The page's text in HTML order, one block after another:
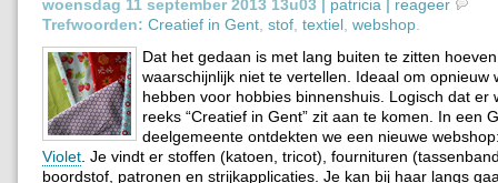
woensdag 11 september 2013 13u03 | patricia | reageer
Trefwoorden: Creatief in Gent stof textiel webshop
Dat het gedaan is met lang buiten te zitten
waarschijnlijk niet te vertellen. Ideaal om opnieuw
hebben voor hobbies binnenshuis. Logisch dat er
reeks “Creatief in Gent” zit aan te komen. In een
deelgemeente ontdekten we een nieuwe
Violet . Je vindt er stoffen (katoen, tricot), fournituren
boordstof, patronen en strijkapplicaties. Je kan bij haar langs